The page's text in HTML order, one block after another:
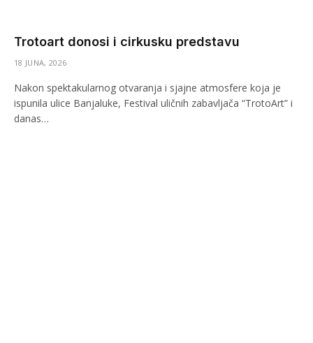
Trotoart donosi i cirkusku predstavu
18 JUNA, 2026
Nakon spektakularnog otvaranja i sjajne atmosfere koja je
ispunila ulice Banjaluke, Festival uličnih zabavljača “TrotoArt” i
danas…